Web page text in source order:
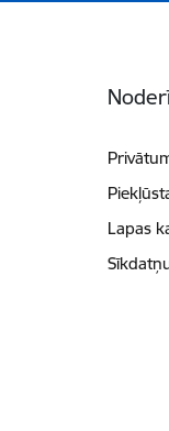
Lapas